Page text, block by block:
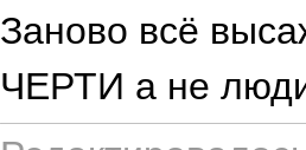
Заново всё
ЧЕРТИ а не